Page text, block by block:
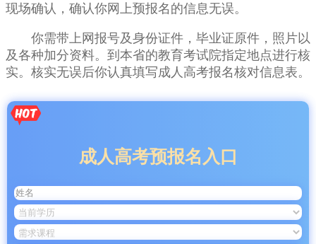
现场确认，确认你网上预报名的信息无误。
你需带上网报号及身份证件，毕业证原件，照片以
及各种加分资料。到本省的教育考试院指定地点进行核
实。核实无误后你认真填写成人高考报名核对信息表。
成人高考预报名入口